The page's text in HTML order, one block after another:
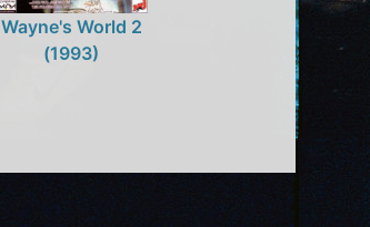
Wayne's World 2
(1993)